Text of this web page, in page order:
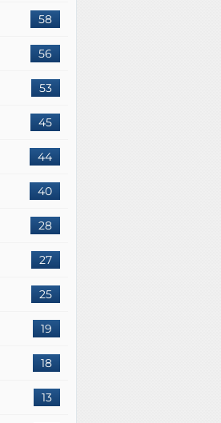
58
56
53
45
44
40
28
27
25
19
18
13